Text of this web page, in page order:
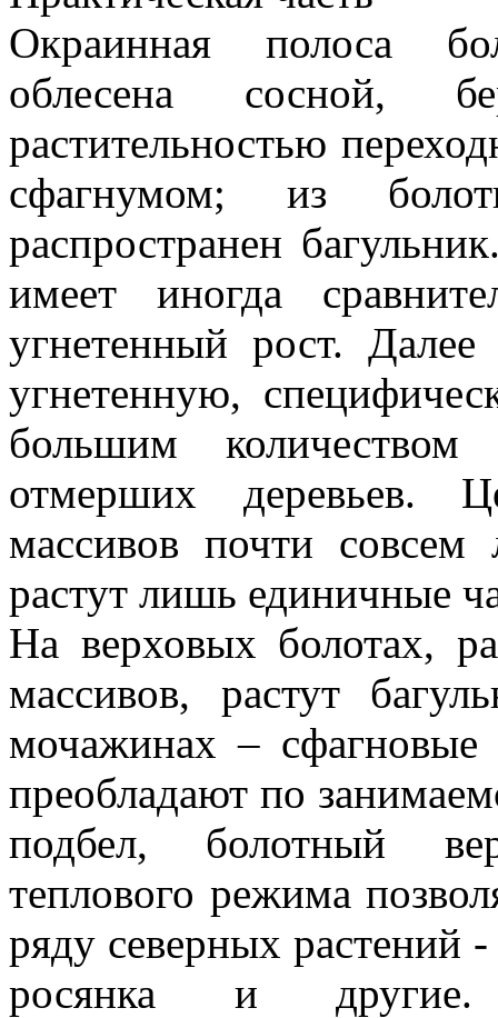
Окраинная полоса
облесена сосной,
растительностью
сфагнумом; из
распространен
имеет иногда
угнетенный рост.
угнетенную,
большим
отмерших деревьев.
массивов почти
растут лишь единичные
На верховых болотах,
массивов, растут
мочажинах –
преобладают по
подбел, болотный
теплового режима
ряду северных растений
росянка и